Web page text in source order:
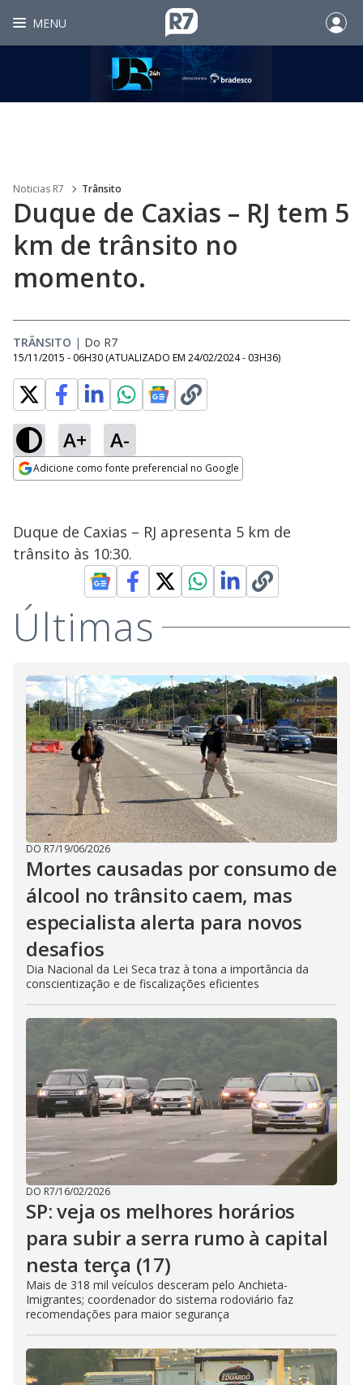
MENU
Noticias R7 Trânsito
Duque de Caxias – RJ tem 5
km de trânsito no
momento.
TRÂNSITO | Do R7
15/11/2015 - 06H30 (ATUALIZADO EM 24/02/2024 - 03H36)
A+ A-
Adicione como fonte preferencial no Google
Duque de Caxias – RJ apresenta 5 km de
trânsito às 10:30.
Últimas
DO R7/19/06/2026
Mortes causadas por consumo de
álcool no trânsito caem, mas
especialista alerta para novos
desafios
Dia Nacional da Lei Seca traz à tona a importância da
conscientização e de fiscalizações eficientes
DO R7/16/02/2026
SP: veja os melhores horários
para subir a serra rumo à capital
nesta terça (17)
Mais de 318 mil veículos desceram pelo Anchieta-
Imigrantes; coordenador do sistema rodoviário faz
recomendações para maior segurança